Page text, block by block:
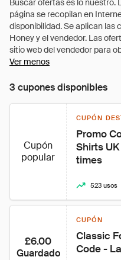
Ver menos
3 cupones disponibles
Cupón
popular
CUPÓN
Promo
Shirts
times
523 usos
£6.00
Guardado
CUPÓN
Classic
Code -